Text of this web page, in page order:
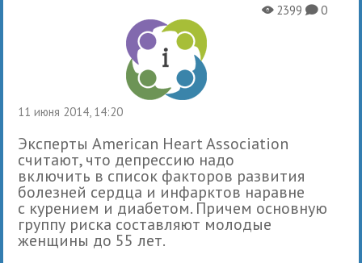
11 июня 2014, 14:20
X2399K0
Эксперты American Heart Association
считают, что депрессию надо
включить в список факторов развития
болезней сердца и инфарктов наравне
с курением и диабетом. Причем основную
группу риска составляют молодые
женщины до 55 лет.